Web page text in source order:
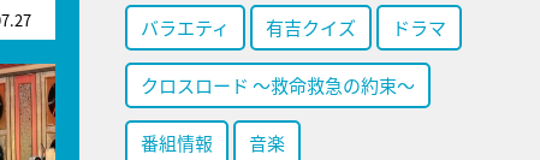
バラエティ 有吉クイズ ドラマ
クロスロード ～救命救急の約束～
番組情報 音楽